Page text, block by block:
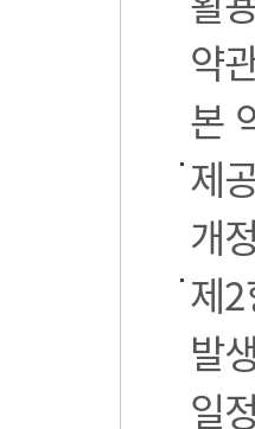
약
본
제
개
제
발
일